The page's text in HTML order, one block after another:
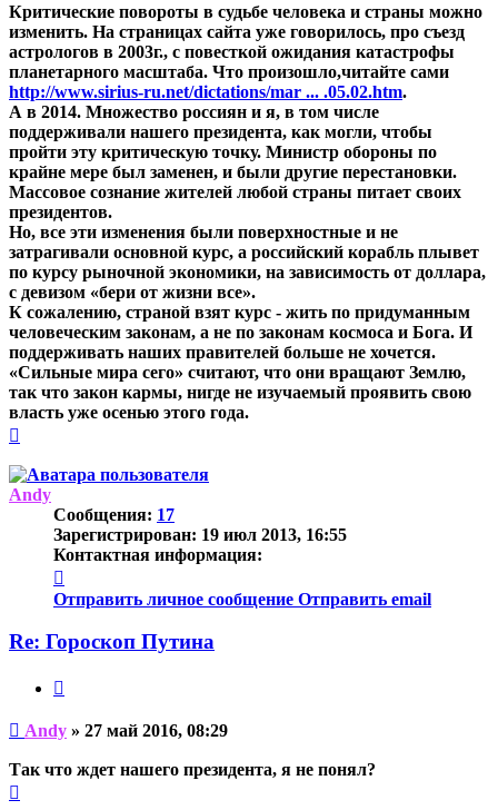
Критические повороты в судьбе человека и страны можно
изменить. На страницах сайта уже говорилось, про съезд
астрологов в 2003г., с повесткой ожидания катастрофы
планетарного масштаба. Что произошло,читайте сами
http://www.sirius-ru.net/dictations/mar ... .05.02.htm.
А в 2014. Множество россиян и я, в том числе
поддерживали нашего президента, как могли, чтобы
пройти эту критическую точку. Министр обороны по
крайне мере был заменен, и были другие перестановки.
Массовое сознание жителей любой страны питает своих
президентов.
Но, все эти изменения были поверхностные и не
затрагивали основной курс, а российский корабль плывет
по курсу рыночной экономики, на зависимость от доллара,
с девизом «бери от жизни все».
К сожалению, страной взят курс - жить по придуманным
человеческим законам, а не по законам космоса и Бога. И
поддерживать наших правителей больше не хочется.
«Сильные мира сего» считают, что они вращают Землю,
так что закон кармы, нигде не изучаемый проявить свою
власть уже осенью этого года.
началу
Andy
Сообщения: 17
Зарегистрирован: 19 июл 2013, 16:55
Контактная информация:
информация
пользователя
Отправить личное сообщение Отправить email
Re: Гороскоп Путина
Непрочитанное
сообщение
Andy » 27 май 2016, 08:29
Так что ждет нашего президента, я не понял?